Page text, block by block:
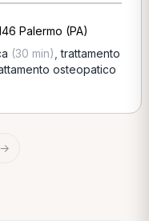
Palermo (PA)
(30 min) ,trattamento
osteopatico
→